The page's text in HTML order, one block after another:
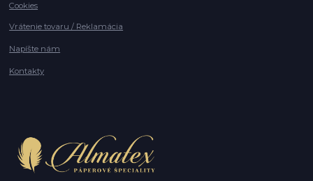
Cookies
Vrátenie tovaru / Reklamácia
Napíšte nám
Kontakty